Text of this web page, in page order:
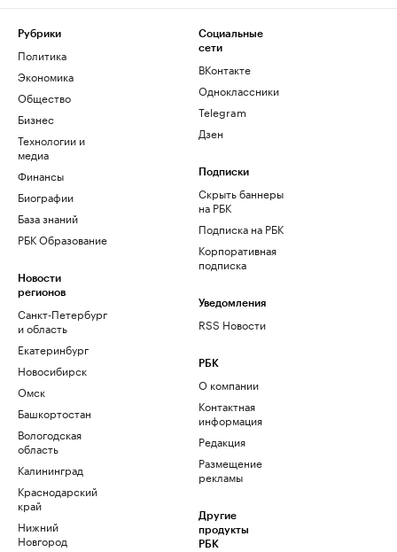
Рубрики
Политика
Экономика
Общество
Бизнес
Технологии и
медиа
Финансы
Биографии
База знаний
РБК Образование
Новости
регионов
Санкт-Петербург
и область
Екатеринбург
Новосибирск
Омск
Башкортостан
Вологодская
область
Калининград
Краснодарский
край
Нижний
Новгород
Социальные
сети
ВКонтакте
Одноклассники
Telegram
Дзен
Подписки
Скрыть баннеры
на РБК
Подписка на РБК
Корпоративная
подписка
Уведомления
RSS Новости
РБК
О компании
Контактная
информация
Редакция
Размещение
рекламы
Другие
продукты
РБК